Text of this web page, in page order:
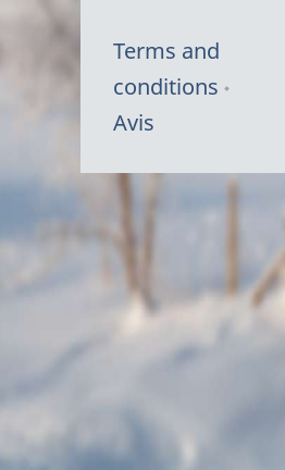
Terms and
conditions
Avis